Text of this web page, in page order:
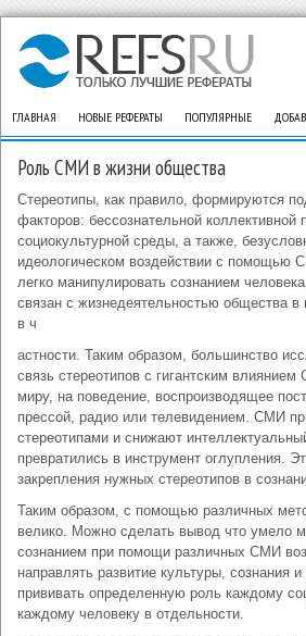
ГЛАВНАЯ НОВЫЕ РЕФЕРАТЫ ПОПУЛЯРНЫЕ
Роль СМИ в жизни общества
Стереотипы, как правило, формируются
факторов: бессознательной коллективной
социокультурной среды, а также,
идеологическом воздействии с помощью
легко манипулировать сознанием
связан с жизнедеятельностью общества
в ч
астности. Таким образом, большинство
связь стереотипов с гигантским
миру, на поведение, воспроизводящее
прессой, радио или телевидением. СМИ
стереотипами и снижают
превратились в инструмент оглупления.
закрепления нужных стереотипов в
Таким образом, с помощью различных
велико. Можно сделать вывод что умело
сознанием при помощи различных СМИ
направлять развитие культуры, сознания
прививать определенную роль каждому
каждому человеку в отдельности.